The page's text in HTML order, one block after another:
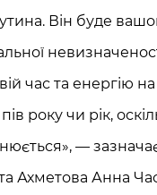
Він буде
час та енергію
року чи рік,
—
Ахметова Анна